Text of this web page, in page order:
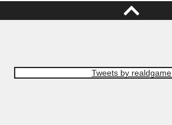
Tweets by realdgame